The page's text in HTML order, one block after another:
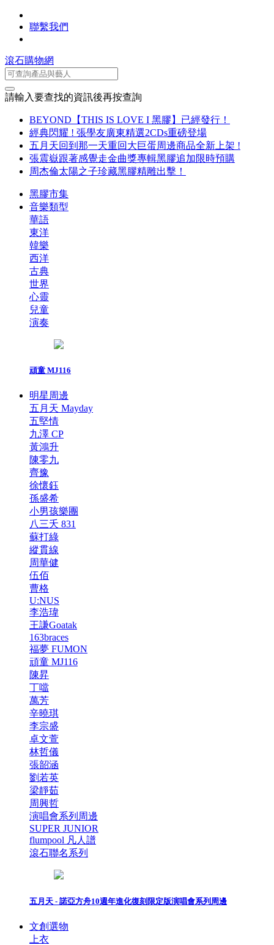
聯繫我們
滾石購物網
請輸入要查找的資訊後再按查詢
BEYOND【THIS IS LOVE I 黑膠】已經發行！
經典閃耀 ! 張學友廣東精選2CDs重磅登場
五月天回到那一天重回大巨蛋周邊商品全新上架 !
張震嶽跟著感覺走金曲獎專輯黑膠追加限時預購
周杰倫太陽之子珍藏黑膠精雕出擊！
黑膠市集
音樂類型
華語
東洋
韓樂
西洋
古典
世界
心靈
兒童
演奏
頑童 MJ116
明星周邊
五月天 Mayday
五堅情
九澤 CP
黃鴻升
陳零九
齊豫
徐懷鈺
孫盛希
小男孩樂團
八三夭 831
蘇打綠
縱貫線
周華健
伍佰
曹格
U:NUS
李浩瑋
王謙Goatak
163braces
福夢 FUMON
頑童 MJ116
陳昇
丁噹
萬芳
辛曉琪
李宗盛
卓文萱
林哲儀
張韶涵
劉若英
梁靜茹
周興哲
演唱會系列周邊
SUPER JUNIOR
flumpool 凡人譜
滾石聯名系列
五月天 - 諾亞方舟10週年進化復刻限定版演唱會系列周邊
文創選物
上衣